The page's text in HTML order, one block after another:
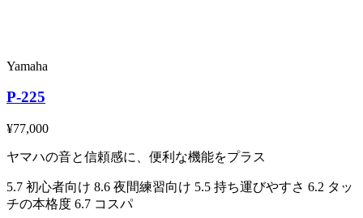
Yamaha
P-225
¥77,000
ヤマハの音と信頼感に、便利な機能をプラス
5.7 初心者向け 8.6 夜間練習向け 5.5 持ち運びやすさ 6.2 タッ
チの本格度 6.7 コスパ